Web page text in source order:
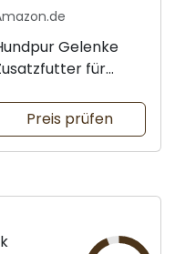
Gelenke
für
Preis prüfen